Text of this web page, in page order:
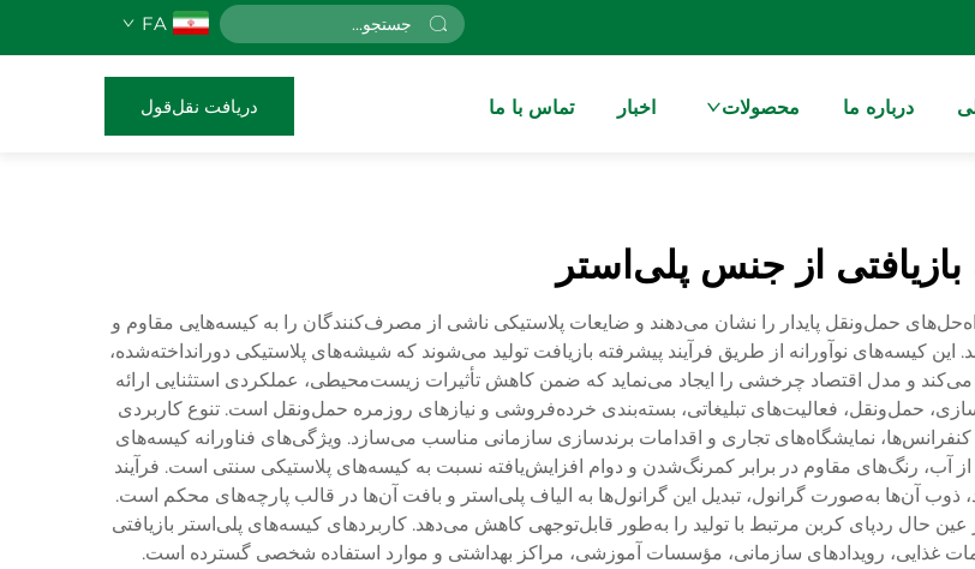
FA
درباره ما محصولات اخبار تماس با ما دریافت نقل‌قول
از جنس پلی‌استر
حمل‌ونقل پایدار را نشان می‌دهند و ضایعات پلاستیکی ناشی از مصرف‌کنندگان را به کیسه‌هایی مقاوم و
این کیسه‌های نوآورانه از طریق فرآیند پیشرفته بازیافت تولید می‌شوند که شیشه‌های پلاستیکی دورانداخته‌شده،
می‌کند و مدل اقتصاد چرخشی را ایجاد می‌نماید که ضمن کاهش تأثیرات زیست‌محیطی، عملکردی استثنایی ارائه
حمل‌ونقل، فعالیت‌های تبلیغاتی، بسته‌بندی خرده‌فروشی و نیازهای روزمره حمل‌ونقل است. تنوع کاربردی
کنفرانس‌ها، نمایشگاه‌های تجاری و اقدامات برندسازی سازمانی مناسب می‌سازد. ویژگی‌های فناورانه کیسه‌های
آب، رنگ‌های مقاوم در برابر کمرنگ‌شدن و دوام افزایش‌یافته نسبت به کیسه‌های پلاستیکی سنتی است. فرآیند
ذوب آن‌ها به‌صورت گرانول، تبدیل این گرانول‌ها به الیاف پلی‌استر و بافت آن‌ها در قالب پارچه‌های محکم است.
حال ردپای کربن مرتبط با تولید را به‌طور قابل‌توجهی کاهش می‌دهد. کاربردهای کیسه‌های پلی‌استر بازیافتی
رویدادهای سازمانی، مؤسسات آموزشی، مراکز بهداشتی و موارد استفاده شخصی گسترده است.